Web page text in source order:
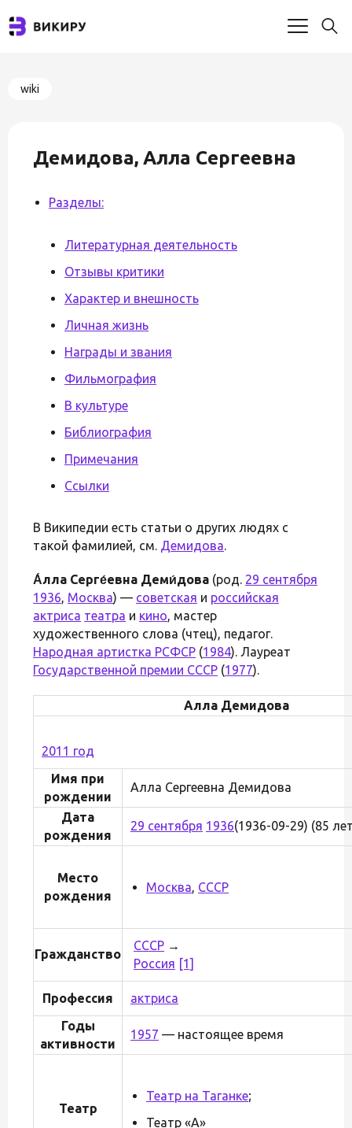
wiki
Демидова, Алла Сергеевна
Разделы:
Литературная деятельность
Отзывы критики
Характер и внешность
Личная жизнь
Награды и звания
Фильмография
В культуре
Библиография
Примечания
Ссылки
В Википедии есть статьи о других людях с
такой фамилией, см. Демидова.
А́лла Серге́евна Деми́дова (род. 29 сентября
1936, Москва) — советская и российская
актриса театра и кино, мастер
художественного слова (чтец), педагог.
Народная артистка РСФСР (1984). Лауреат
Государственной премии СССР (1977).
Алла Демидова
2011 год
Имя при
рождении
Алла Сергеевна Демидова
Дата
рождения
29 сентября 1936(1936-09-29) (85
Место
рождения
Москва, СССР
Гражданство
СССР →
Россия [1]
Профессия
актриса
Годы
активности
1957 — настоящее время
Театр
Театр на Таганке;
Театр «А»